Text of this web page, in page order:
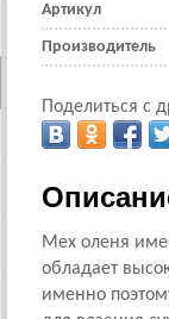
Артикул
Производитель
Поделиться с
Мех оленя
обладает
именно